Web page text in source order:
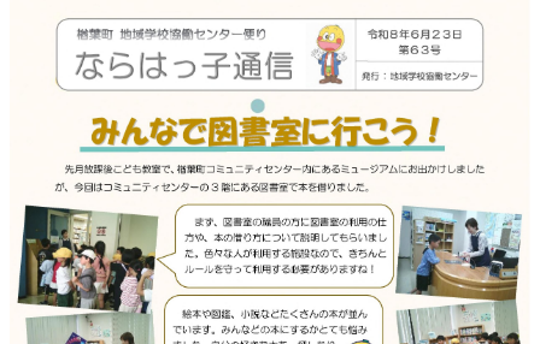
予算・決算 人事・採用 楢葉町議会
教育委員会 農業委員会 選挙
例規集
イベント 観光ならは